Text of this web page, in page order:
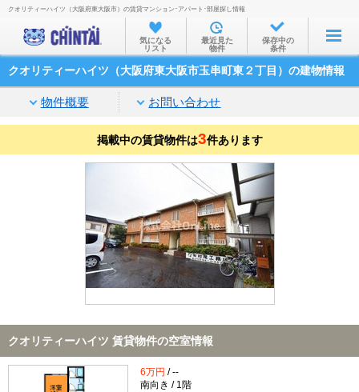
お部屋を探す
沿線・駅から
家賃相場から
通勤通学時間から
物件特集から
不動産会社から
TOP
クオリティーハイツ（大阪府東大阪市）の賃貸マンション･アパート･部屋探し情報
気になる
リスト
最近見た
物件
保存中の
条件
クオリティーハイツ（大阪府東大阪市玉串町東２丁目）の建物情報
物件概要 お問い合わせ
掲載中の賃貸物件は3件あります
クオリティーハイツ 賃貸物件の空室情報
6万円 / --
南向き / 1階